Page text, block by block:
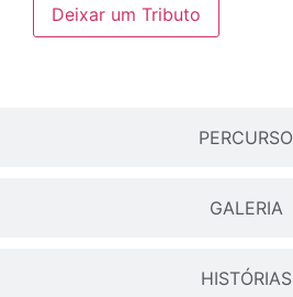
PERCURSO
GALERIA
HISTÓRIAS
Deixar um Tributo